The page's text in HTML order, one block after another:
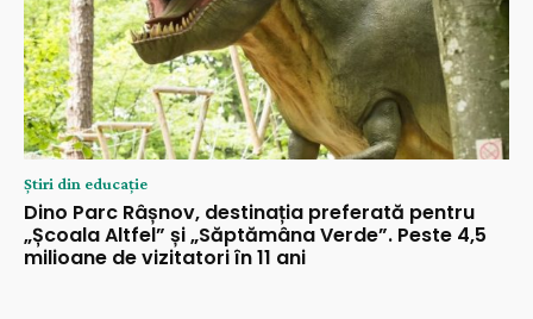
Știri din educație
Dino Parc Râșnov, destinația preferată pentru
„Școala Altfel” și „Săptămâna Verde”. Peste 4,5
milioane de vizitatori în 11 ani